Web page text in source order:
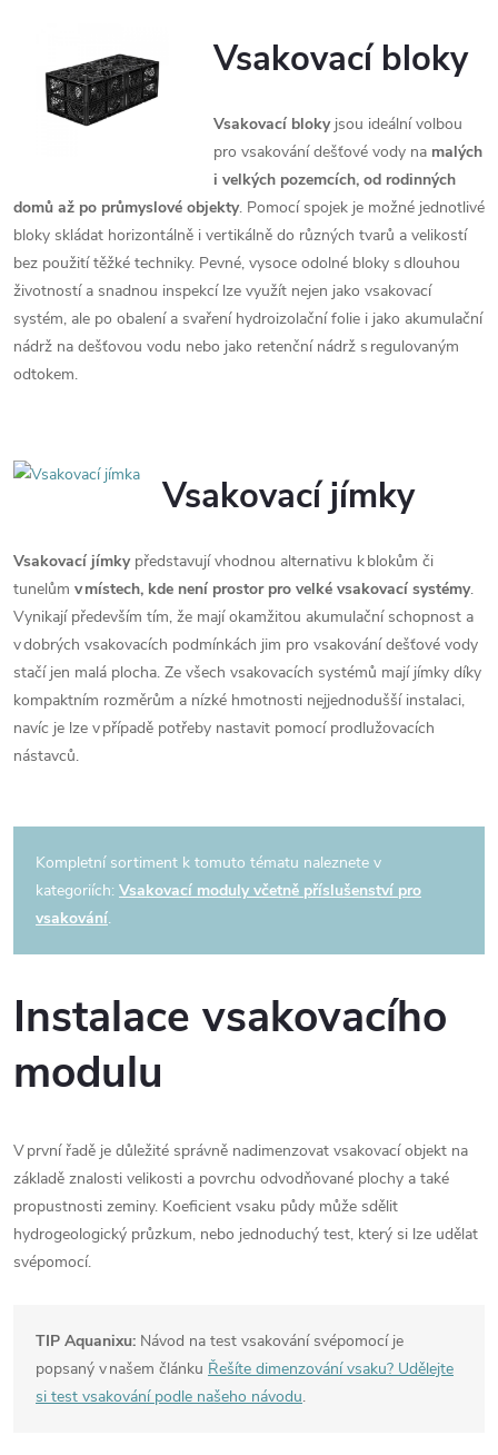
Vsakovací bloky
Vsakovací blokyjsou ideální volbou
pro vsakování dešťové vody na malých
i velkých pozemcích, od rodinných
domů až po průmyslové objekty. Pomocí spojek je možné jednotlivé
bloky skládat horizontálně i vertikálně do různých tvarů a velikostí
bez použití těžké techniky. Pevné, vysoce odolné bloky s dlouhou
životností a snadnou inspekcí lze využít nejen jako vsakovací
systém, ale po obalení a svaření hydroizolační folie i jako akumulační
nádrž na dešťovou vodu nebo jako retenční nádrž s regulovaným
odtokem.
Vsakovací jímky
Vsakovací jímkypředstavují vhodnou alternativu k blokům či
tunelům v místech, kde není prostor pro velké vsakovací systémy.
Vynikají především tím, že mají okamžitou akumulační schopnost a
v dobrých vsakovacích podmínkách jim pro vsakování dešťové vody
stačí jen malá plocha. Ze všech vsakovacích systémů mají jímky díky
kompaktním rozměrům a nízké hmotnosti nejjednodušší instalaci,
navíc je lze v případě potřeby nastavit pomocí prodlužovacích
nástavců.
Kompletní sortiment k tomuto tématu naleznete v
kategoriích: Vsakovací moduly včetně příslušenství pro
vsakování.
Instalace vsakovacího
modulu
V první řadě je důležité správně nadimenzovat vsakovací objekt na
základě znalosti velikosti a povrchu odvodňované plochy a také
propustnosti zeminy. Koeficient vsaku půdy může sdělit
hydrogeologický průzkum, nebo jednoduchý test, který si lze udělat
svépomocí.
TIP Aquanixu: Návod na test vsakování svépomocí je
popsaný v našem článku Řešíte dimenzování vsaku? Udělejte
si test vsakování podle našeho návodu.